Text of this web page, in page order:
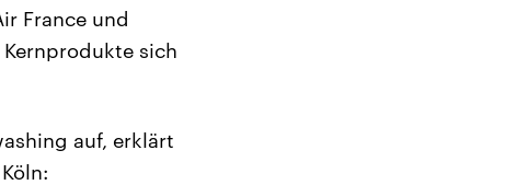
France und
sich
auf, erklärt